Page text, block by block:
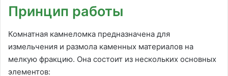
Принцип работы
Комнатная камнеломка предназначена для
измельчения и размола каменных материалов на
мелкую фракцию. Она состоит из нескольких основных
элементов: